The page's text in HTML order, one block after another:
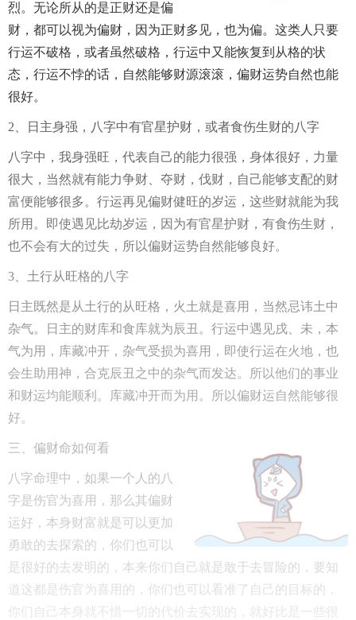
烈。无论所从的是正财还是偏
财，都可以视为偏财，因为正财多见，也为偏。这类人只要
行运不破格，或者虽然破格，行运中又能恢复到从格的状
态，行运不悖的话，自然能够财源滚滚，偏财运势自然也能
很好。
2、日主身强，八字中有官星护财，或者食伤生财的八字
八字中，我身强旺，代表自己的能力很强，身体很好，力量
很大，当然就有能力争财、夺财，伐财，自己能够支配的财
富便能够很多。行运再见偏财健旺的岁运，这些财就能为我
所用。即使遇见比劫岁运，因为有官星护财，有食伤生财，
也不会有大的过失，所以偏财运势自然能够良好。
3、土行从旺格的八字
日主既然是从土行的从旺格，火土就是喜用，当然忌讳土中
杂气。日主的财库和食库就为辰丑。行运中遇见戌、未，本
气为用，库藏冲开，杂气受损为喜用，即使行运在火地，也
会生助用神，合克辰丑之中的杂气而发达。所以他们的事业
和财运均能顺利。库藏冲开而为用。所以偏财运自然能够很
好。
三、偏财命如何看
八字命理中，如果一个人的八
字是伤官为喜用，那么其偏财
运好，本身财富就是可以更加
勇敢的去探索的，你们也可以
是很好的去发明的，本来你们自己就是敢于去冒险的，要知
道这都是伤官为喜用的，你们也可以看准了自己的目标的，
你们自己本身就不惜一切的代价去实现的，就好比是一些很